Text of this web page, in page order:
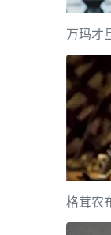
万玛才
格茸农